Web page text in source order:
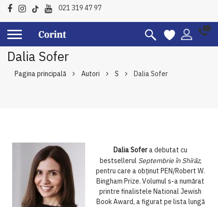
021 319 47 97
Dalia Sofer
Pagina principală Autori S Dalia Sofer
Dalia Sofera debutat cu
bestsellerul Septembrie în Shīrāz,
pentru care a obținut PEN/Robert W.
Bingham Prize. Volumul s-a numărat
printre finalistele National Jewish
Book Award, a figurat pe lista lungă